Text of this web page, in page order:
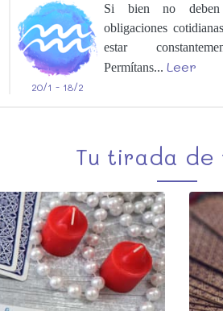
20/1 - 18/2
Si bien no
obligaciones
estar
Permítans... Leer
Tu tirada